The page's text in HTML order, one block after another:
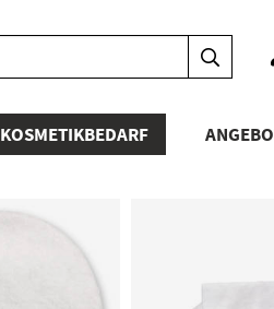
KOSMETIKBEDARF